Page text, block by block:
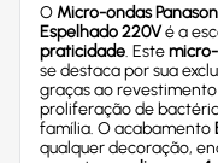
OMicro-ondas
Espelhado 220Vé a
praticidade. Este
se destaca por sua
graças ao
proliferação de
família. O acabamento
qualquer decoração,